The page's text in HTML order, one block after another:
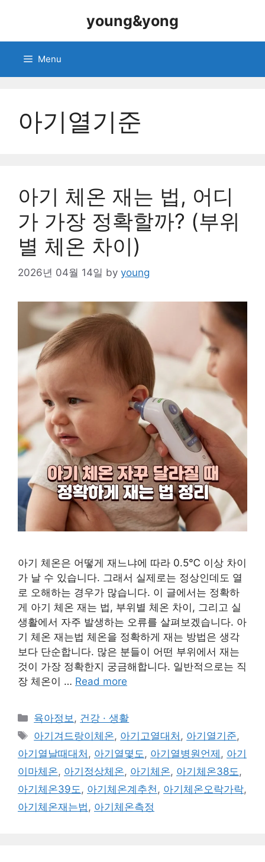
young&yong
Menu
아기열기준
아기 체온 재는 법, 어디
가 가장 정확할까? (부위
별 체온 차이)
2026년 04월 14일 by young
아기 체온은 어떻게 재느냐에 따라 0.5℃ 이상 차이
가 날 수 있습니다. 그래서 실제로는 정상인데도 열
로 오해하는 경우가 많습니다. 이 글에서는 정확하
게 아기 체온 재는 법, 부위별 체온 차이, 그리고 실
생활에서 자주 발생하는 오류를 살펴보겠습니다. 아
기 체온 재는법 체온을 정확하게 재는 방법은 생각
보다 단순합니다. 많은 분들이 어떤 부위에서 재는
것이 가장 정확한지 궁금해합니다. 일반적으로는 직
장 체온이 … Read more
Categories
육아정보 , 건강 · 생활
Tags
아기겨드랑이체온, 아기고열대처 , 아기열기준,
아기열날때대처 , 아기열몇도 , 아기열병원언제 , 아기
이마체온, 아기정상체온, 아기체온, 아기체온38도 ,
아기체온39도 , 아기체온계추천 , 아기체온오락가락,
아기체온재는법 , 아기체온측정